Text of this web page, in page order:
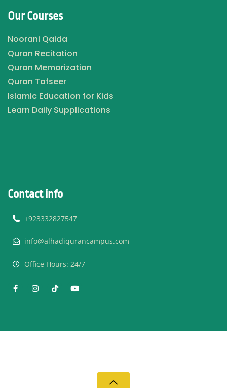
Our Courses
Noorani Qaida
Quran Recitation
Quran Memorization
Quran Tafseer
Islamic Education for Kids
Learn Daily Supplications
Contact info
+923332827547
info@alhadiqurancampus.com
Office Hours: 24/7